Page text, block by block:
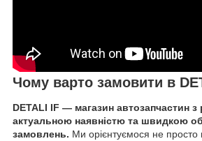
Чому варто замовити в
DETALI IF — магазин автозапчастин
актуальною наявністю та швидкою
замовлень. Ми орієнтуємося не